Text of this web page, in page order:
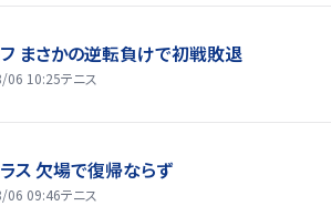
まさかの逆転負けで初戦敗退
06 10:25テニス
ス 欠場で復帰ならず
06 09:46テニス